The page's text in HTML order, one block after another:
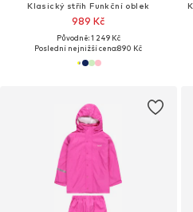
Klasický střih Funkční oblek
989 Kč
Původně: 1 249 Kč
Poslední nejnižší cena:890 Kč